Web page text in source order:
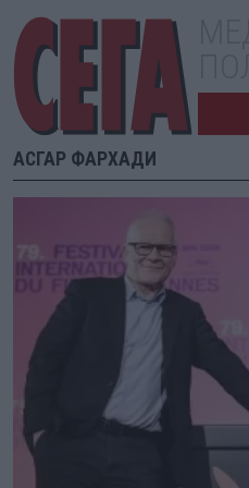
АСГАР ФАРХАДИ